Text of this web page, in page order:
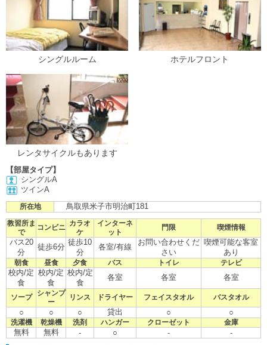
シングルルーム ホテルフロント
レンタサイクルもあります
【部屋タイプ】
シングルA
ツインA
所在地 鳥取県米子市明治町181
教習所ま
で
コンビニ
カラオ
ケ
インターネ
ット
門限 喫煙情報
バス20
分
徒歩6分
徒歩10
分
各室/有線
お問い合わせくだ
さい
喫煙可能な客室
あり
朝食 昼食 夕食 バス トイレ テレビ
校内/定
食
校内/定
食
校内/定
食
各室 各室 各室
ソープ
シャンプ
ー
リンス ドライヤー フェイスタオル バスタオル
○ ○ ○ 貸出 ○ ○
洗濯機 乾燥機 洗剤 ハンガー クローゼット 金庫
無料 無料 - ○ - -